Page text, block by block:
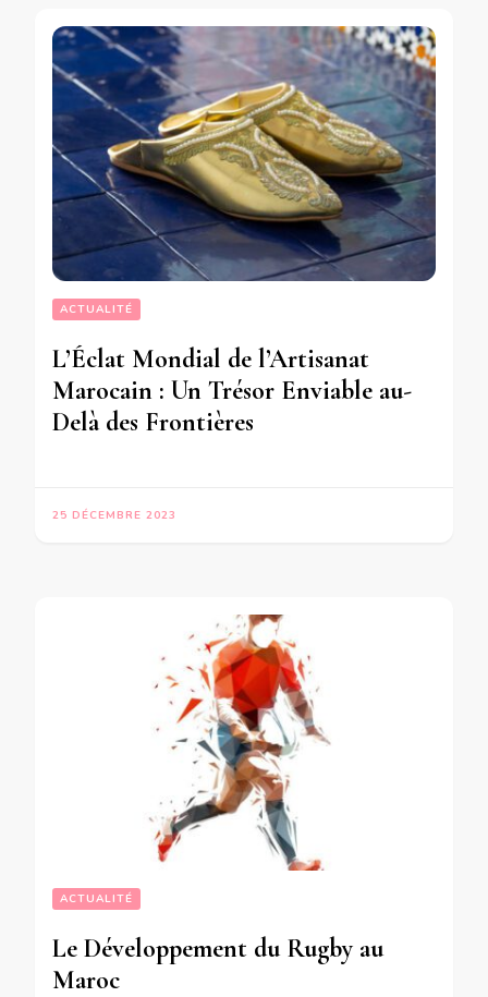
ACTUALITÉ
L’Éclat Mondial de l’Artisanat
Marocain : Un Trésor Enviable au-
Delà des Frontières
25 DÉCEMBRE 2023
ACTUALITÉ
Le Développement du Rugby au
Maroc